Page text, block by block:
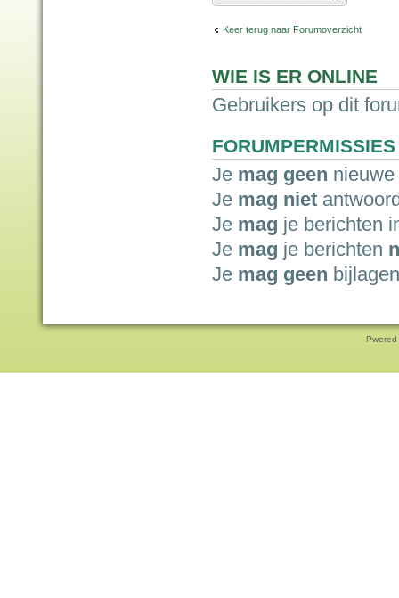
Keer terug naar Forumoverzicht
WIE IS ER ONLINE
Gebruikers op dit
FORUMPERMISSIES
Je mag geen
Je mag niet
Je mag je berichten
Je mag je berichten
Je mag geen